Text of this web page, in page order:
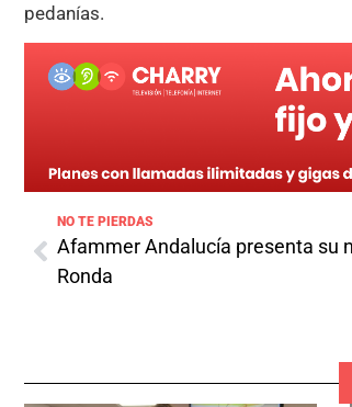
pedanías.
NO TE PIERDAS
Afammer Andalucía presenta su
Ronda